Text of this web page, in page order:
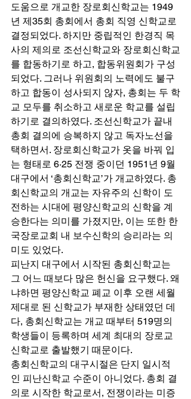
도움으로 개교한 장로회신학교는 1949
년 제35회 총회에서 총회 직영 신학교로
결정되었다. 하지만 중립적인 한경직 목
사의 제의로 조선신학교와 장로회신학교
를 합동하기로 하고, 합동위원회가 구성
되었다. 그러나 위원회의 노력에도 불구
하고 합동이 성사되지 않자, 총회는 두 학
교 모두를 취소하고 새로운 학교를 설립
하기로 결의하였다. 조선신학교가 끝내
총회 결의에 승복하지 않고 독자노선을
택하면서. 장로회신학교가 옷을 바꿔 입
는 형태로 6·25 전쟁 중이던 1951년 9월
대구에서 ‘총회신학교’가 개교하였다. 총
회신학교의 개교는 자유주의 신학이 도
전하는 시대에 평양신학교의 신학을 계
승한다는 의미를 가졌지만, 이는 또한 한
국장로교회 내 보수신학의 승리라는 의
미도 있었다.
피난지 대구에서 시작된 총회신학교는
그 어느 때보다 많은 헌신을 요구했다. 왜
냐하면 평양신학교 폐교 이후 오랜 세월
제대로 된 신학교가 부재한 상태였던 데
다, 총회신학교는 개교 때부터 519명의
학생들이 등록하며 세계 최대의 장로교
신학교로 출발했기 때문이다.
총회신학교의 대구시절은 단지 일시적
인 피난신학교 수준이 아니었다. 총회 결
의로 시작한 학교로서, 전쟁이라는 미증